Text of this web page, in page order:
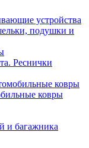
устройства
подушки и
Реснички
ковры
ковры
и багажника